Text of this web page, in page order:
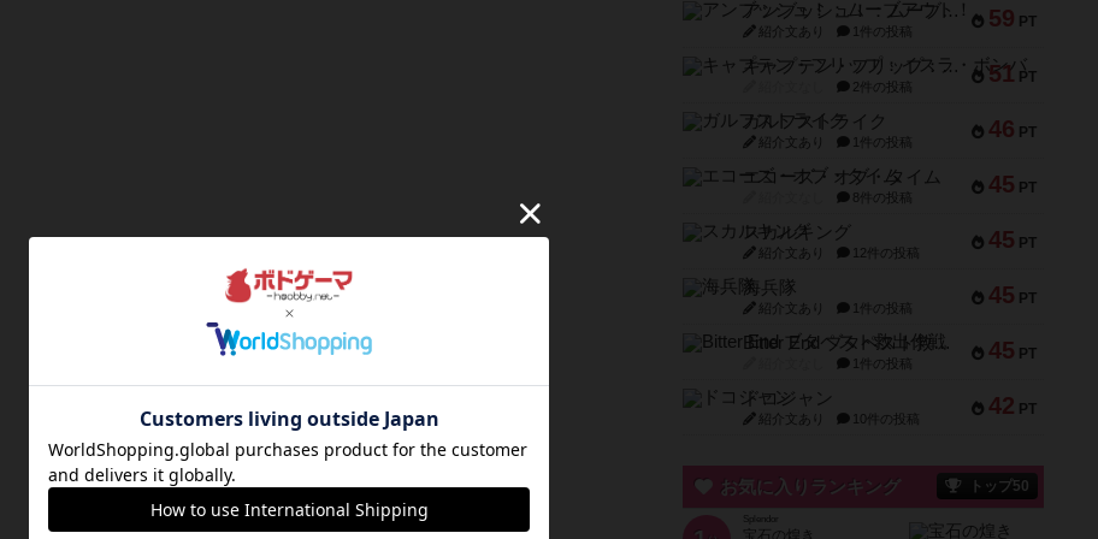
59 PT
アンブッシュ！：ムーブアウト！
紹介文あり 1件の投稿
51 PT
キャプテン・フリップ：イスラ・ボンバ
2件の投稿
46 PT
ガルフストライク
紹介文あり 1件の投稿
45 PT
エコーズ・オブ・タイム
8件の投稿
45 PT
スカルキング
紹介文あり 12件の投稿
45 PT
海兵隊
紹介文あり 1件の投稿
45 PT
Bitter End ブタペスト救出作戦
1件の投稿
42 PT
ドコジャン
紹介文あり 10件の投稿
お気に入りランキング トップ50
宝石の煌き